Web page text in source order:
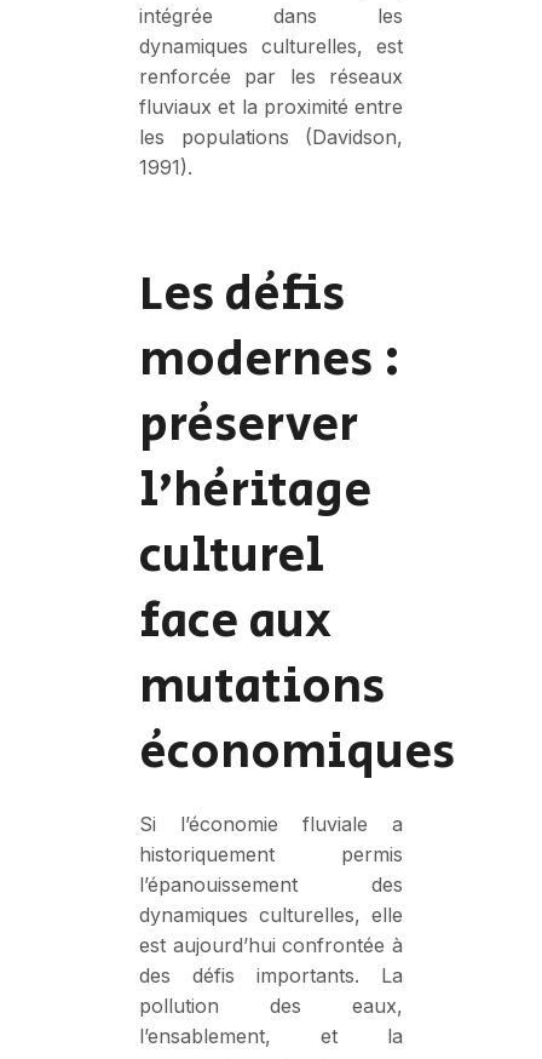
intégrée dans les
dynamiques culturelles, est
renforcée par les réseaux
fluviaux et la proximité entre
les populations (Davidson,
1991).
Les défis
modernes :
préserver
l’héritage
culturel
face aux
mutations
économiques
Si l’économie fluviale a
historiquement permis
l’épanouissement des
dynamiques culturelles, elle
est aujourd’hui confrontée à
des défis importants. La
pollution des eaux,
l’ensablement, et la